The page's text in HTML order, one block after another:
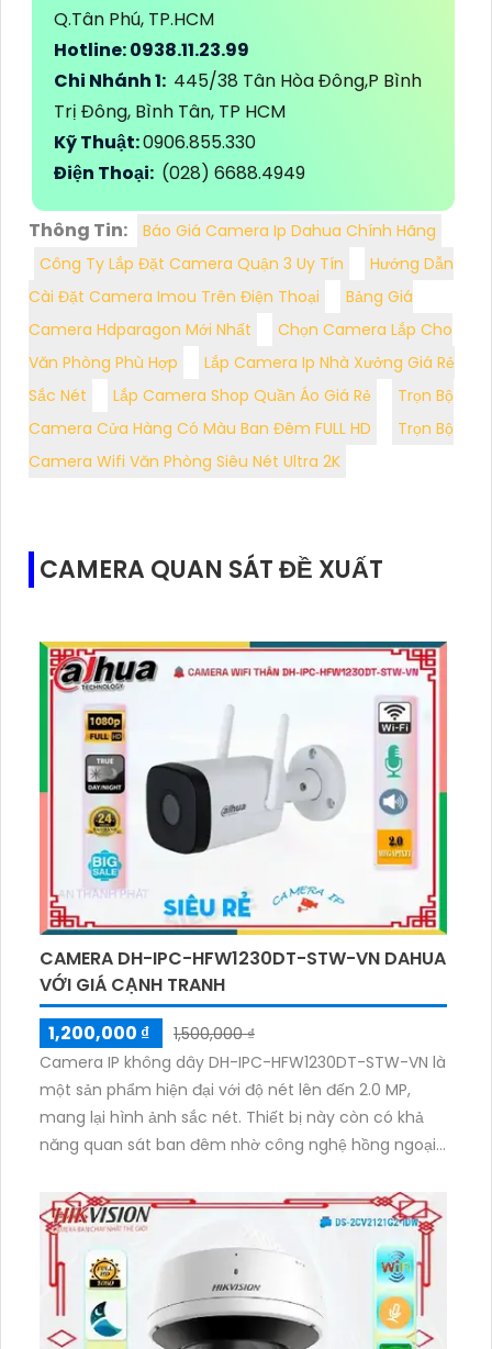
Q.Tân Phú, TP.HCM
Hotline: 0938.11.23.99
Chi Nhánh 1: 445/38 Tân Hòa Đông,P Bình
Trị Đông, Bình Tân, TP HCM
Kỹ Thuật:0906.855.330
Điện Thoại: (028) 6688.4949
Thông Tin:
Báo Giá Camera Ip Dahua Chính Hãng
Công Ty Lắp Đặt Camera Quận 3 Uy Tín
Hướng Dẫn
Cài Đặt Camera Imou Trên Điện Thoại
Bảng Giá
Camera Hdparagon Mới Nhất
Chọn Camera Lắp Cho
Văn Phòng Phù Hợp
Lắp Camera Ip Nhà Xưởng Giá Rẻ
Sắc Nét
Lắp Camera Shop Quần Áo Giá Rẻ
Trọn Bộ
Camera Cửa Hàng Có Màu Ban Đêm FULL HD
Trọn Bộ
Camera Wifi Văn Phòng Siêu Nét Ultra 2K
CAMERA QUAN SÁT ĐỀ XUẤT
CAMERA DH-IPC-HFW1230DT-STW-VN DAHUA
VỚI GIÁ CẠNH TRANH
1,200,000 ₫
1,500,000 ₫
Camera IP không dây DH-IPC-HFW1230DT-STW-VN là
một sản phẩm hiện đại với độ nét lên đến 2.0 MP,
mang lại hình ảnh sắc nét. Thiết bị này còn có khả
năng quan sát ban đêm nhờ công nghệ hồng ngoại,
camera được sử dụng chủ yếu trong dự án dân
dụng. Camera được thiết kế với công nghệ IP Wifi,
cho phép kết nối không dây tiện lợi. Nó phù hợp cho
các công trình lớn như xưởng sản xuất, kho hàng và
nhà xưởng. Với thân Plastic, camera nhẹ và dễ dàng
lắp đặt. Một ưu điểm khác của sản phẩm này là khả